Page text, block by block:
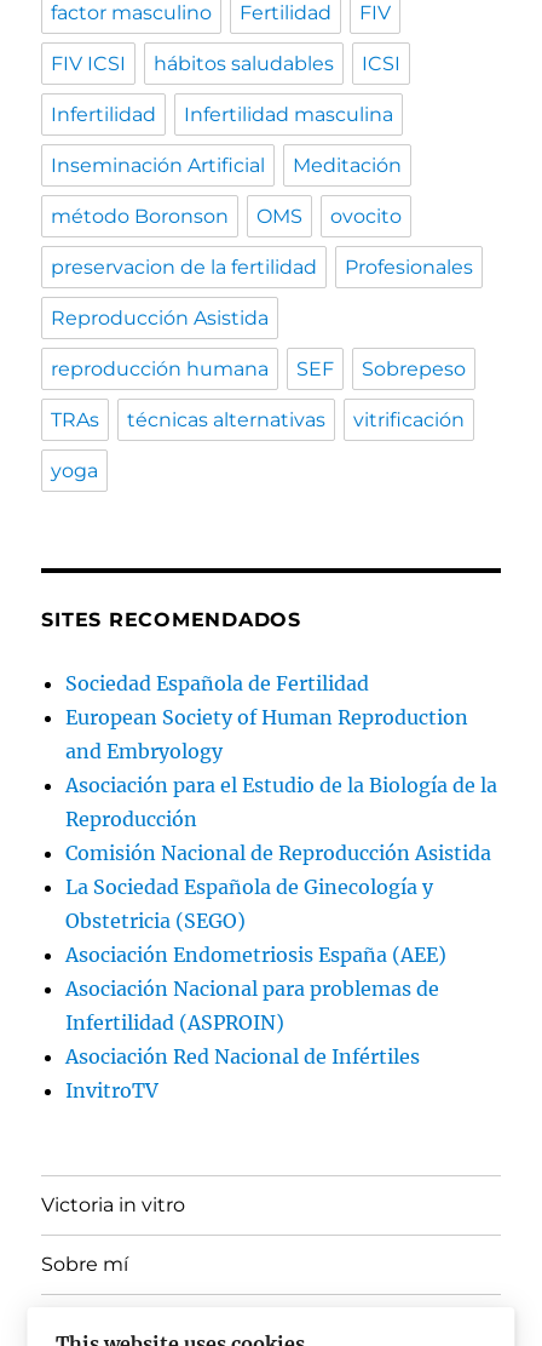
factor masculino Fertilidad FIV
FIV ICSI hábitos saludables ICSI
Infertilidad Infertilidad masculina
Inseminación Artificial Meditación
método Boronson OMS ovocito
preservacion de la fertilidad Profesionales
Reproducción Asistida
reproducción humana SEF Sobrepeso
TRAs técnicas alternativas vitrificación
yoga
SITES RECOMENDADOS
Sociedad Española de Fertilidad
European Society of Human Reproduction
and Embryology
Asociación para el Estudio de la Biología de la
Reproducción
Comisión Nacional de Reproducción Asistida
La Sociedad Española de Ginecología y
Obstetricia (SEGO)
Asociación Endometriosis España (AEE)
Asociación Nacional para problemas de
Infertilidad (ASPROIN)
Asociación Red Nacional de Infértiles
InvitroTV
Victoria in vitro
Sobre mí